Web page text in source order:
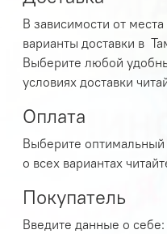
В зависимости от
варианты доставки в
Выберите любой
условиях доставки
Оплата
Выберите
о всех вариантах
Покупатель
Введите данные о